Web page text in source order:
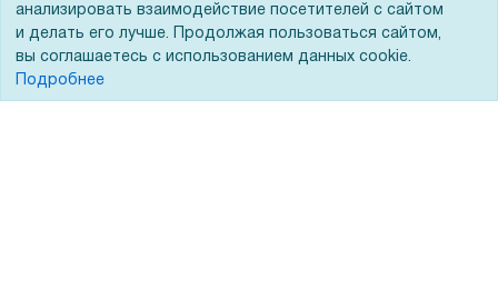
Вопрос-ответ
Гарантии и возврат
анализировать взаимодействие посетителей с сайтом
и делать его лучше. Продолжая пользоваться сайтом,
вы соглашаетесь с использованием данных cookie.
Подробнее